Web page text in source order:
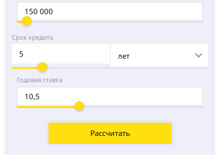
Срок кредита
лет
Годовая ставка
Рассчитать